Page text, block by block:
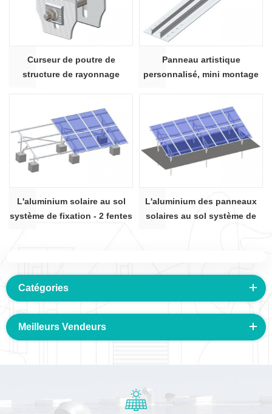
Curseur de poutre de
structure de rayonnage
Panneau artistique
personnalisé, mini montage
L'aluminium solaire au sol
système de fixation - 2 fentes
L'aluminium des panneaux
solaires au sol système de
Catégories
Meilleurs Vendeurs